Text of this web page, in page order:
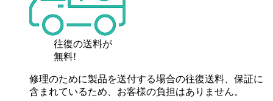
往復の送料が
無料!
修理のために製品を送付する場合の往復送料、保証に
含まれているため、お客様の負担はありません。